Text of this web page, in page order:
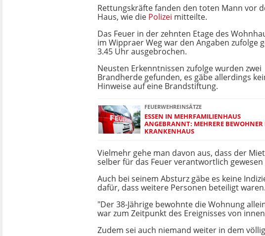
Rettungskräfte fanden den toten Mann vor
Haus, wie die Polizei mitteilte.
Das Feuer in der zehnten Etage des
im Wippraer Weg war den Angaben zufolge
3.45 Uhr ausgebrochen.
Neusten Erkenntnissen zufolge wurden zwei
Brandherde gefunden, es gäbe allerdings
Hinweise auf eine Brandstiftung.
FEUERWEHREINSÄTZE
ESSEN IN MEHRFAMILIENHAUS
ANGEBRANNT: MEHRERE
KRANKENHAUS
Vielmehr gehe man davon aus, dass der
selber für das Feuer verantwortlich gewesen
Auch bei seinem Absturz gäbe es keine
dafür, dass weitere Personen beteiligt waren.
"Der 38-Jährige bewohnte die Wohnung
war zum Zeitpunkt des Ereignisses von
Zudem sei auch niemand weiter in dem